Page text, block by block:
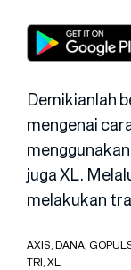
Demikianlah
mengenai
juga XL.
melakukan
AXIS,DANA,
TRI,XL